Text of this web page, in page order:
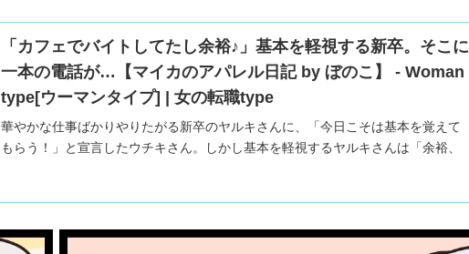
「カフェでバイトしてたし余裕♪」基本を軽視する新卒。そこに
一本の電話が…【マイカのアパレル日記 by ぼのこ】 - Woman
type[ウーマンタイプ] | 女の転職type
華やかな仕事ばかりやりたがる新卒のヤルキさんに、「今日こそは基本を覚えて
もらう！」と宣言したウチキさん。しかし基本を軽視するヤルキさんは「余裕、